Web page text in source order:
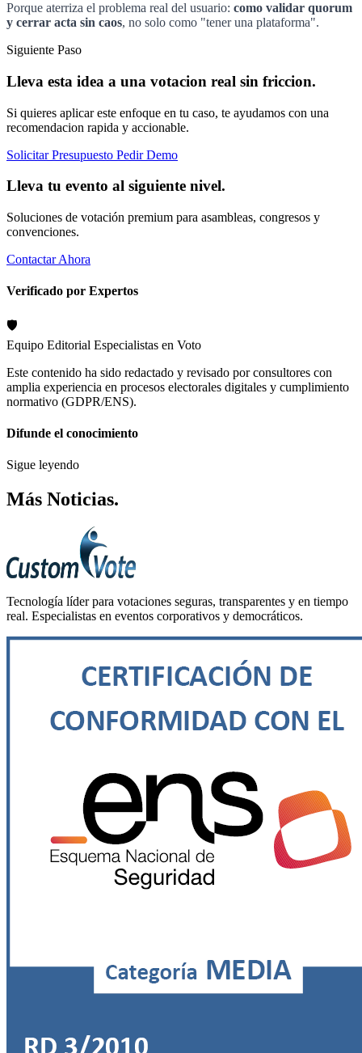
Porque aterriza el problema real del usuario: como validar quorum
y cerrar acta sin caos, no solo como "tener una plataforma".
Siguiente Paso
Lleva esta idea a una votacion real sin friccion.
Si quieres aplicar este enfoque en tu caso, te ayudamos con una
recomendacion rapida y accionable.
Solicitar Presupuesto Pedir Demo
Lleva tu evento al siguiente nivel.
Soluciones de votación premium para asambleas, congresos y
convenciones.
Contactar Ahora
Verificado por Expertos
🛡️
Equipo Editorial Especialistas en Voto
Este contenido ha sido redactado y revisado por consultores con
amplia experiencia en procesos electorales digitales y cumplimiento
normativo (GDPR/ENS).
Difunde el conocimiento
Sigue leyendo
Más Noticias.
Tecnología líder para votaciones seguras, transparentes y en tiempo
real. Especialistas en eventos corporativos y democráticos.